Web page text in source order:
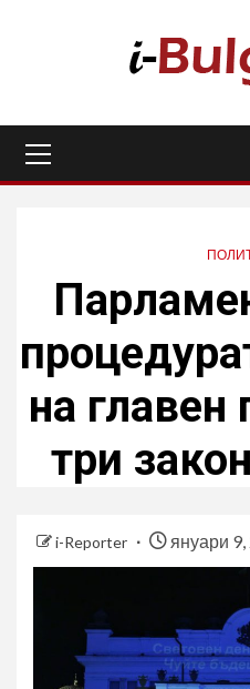
Menu
на главен
три
i-Reporter януари 9,